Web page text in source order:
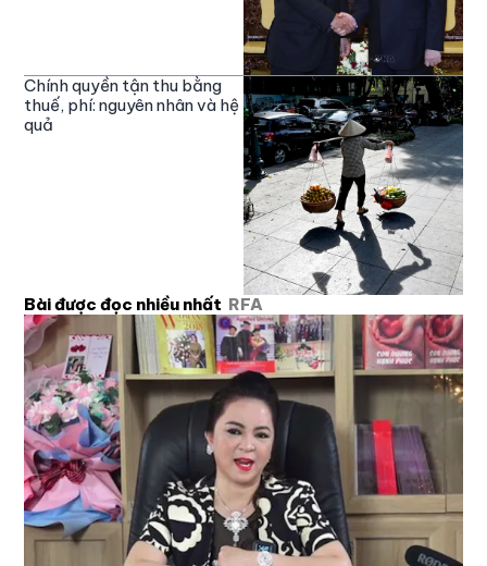
Chính quyền tận thu bằng
thuế, phí: nguyên nhân và hệ
quả
Bài được đọc nhiều nhất RFA